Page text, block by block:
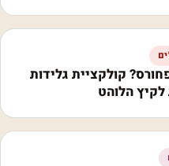
קולקציית גלידות
הלוהט